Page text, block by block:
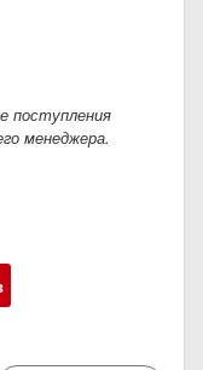
поступления
менеджера.